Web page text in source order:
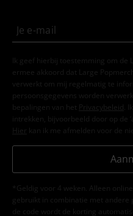
Ik geef hierbij toestemming om de
ermee akkoord dat Large
verwerkt om mij regelmatig te
persoonsgegevens worden
bepalingen van het
Privacybeleid .
intrekken, bijvoorbeeld door op de
Hier kan ik me afmelden voor de
*Geldig voor 4 weken. Alleen
gebruikt in combinatie met andere
de code wordt de korting